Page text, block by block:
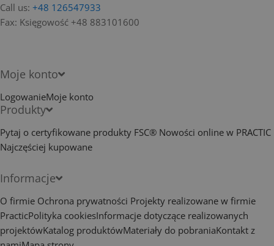
Call us: +48 126547933
Fax: Księgowość +48 883101600
Moje konto
LogowanieMoje konto
Produkty
Pytaj o certyfikowane produkty FSC® Nowości online w PRACTIC
Najczęściej kupowane
Informacje
O firmie Ochrona prywatności Projekty realizowane w firmie
PracticPolityka cookiesInformacje dotyczące realizowanych
projektówKatalog produktówMateriały do pobraniaKontakt z